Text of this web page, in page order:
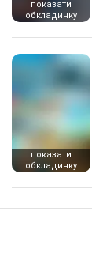
показати
обкладинку
показати
обкладинку